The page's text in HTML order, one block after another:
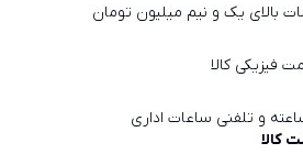
بالای یک و نیم میلیون تومان
فیزیکی کالا
کالا